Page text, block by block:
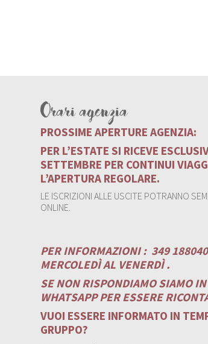
Orari agenzia
PROSSIME APERTURE AGENZIA:
PER L’ESTATE SI RICEVE
SETTEMBRE PER CONTINUI
L’APERTURA REGOLARE.
LE ISCRIZIONI ALLE USCITE POTRANNO
ONLINE.
PER INFORMAZIONI : 349
MERCOLEDÌ AL VENERDÌ .
SE NON RISPONDIAMO SIAMO
WHATSAPP PER ESSERE
VUOI ESSERE INFORMATO IN
GRUPPO?